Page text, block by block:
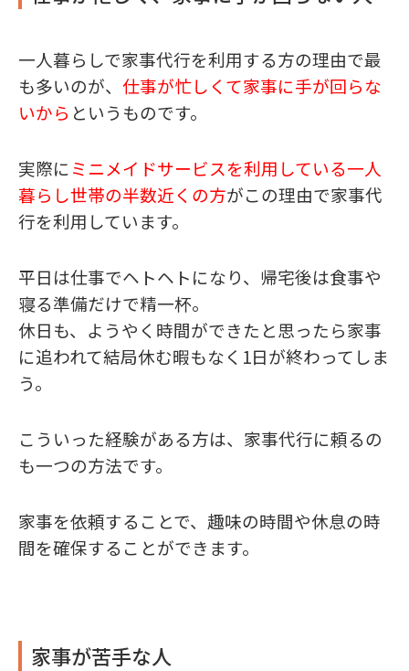
一人暮らしで家事代行を利用する方の理由で最
も多いのが、 仕事が忙しくて家事に手が回らな
いから というものです。
実際にミニメイドサービスを利用している一人
暮らし世帯の半数近くの方がこの理由で家事代
行を利用しています。
平日は仕事でヘトヘトになり、帰宅後は食事や
寝る準備だけで精一杯。
休日も、ようやく時間ができたと思ったら家事
に追われて結局休む暇もなく1日が終わってしま
う。
こういった経験がある方は、家事代行に頼るの
も一つの方法です。
家事を依頼することで、趣味の時間や休息の時
間を確保することができます。
家事が苦手な人